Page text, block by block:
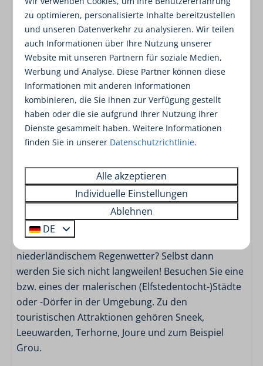
Naturliebhaber eine Menge zu bieten. Durch
zahllose Wander-, Rad-, Fahr- oder Segelrouten gibt
es im Herzen vonFryslân viel zu entdecken.
Fühlen Sie sich frei, die Rezeption für tolle Tipps zu
(sportlichen) Urlaubsaktivitäten zu besuchen. An
der Rezeption bieten wir einen Brötchenservice an,
bei dem Sie täglich frische Brötchen abholen
können (vorausgesetzt, Sie haben einen Tag im
Voraus bestellt). Es gibt auch eine Waschküche
hinter dem Empfangsgebäude mit einer
Waschmaschine und einem Trockner, die Sie gegen
eine Gebühr nutzen können.
Dürfen wir Sie in den Wintermonaten begrüßen?
Spätsaison, oder gibt es einen Tag mit
niederländischem Regenwetter? Selbst dann
werden Sie sich nicht langweilen! Besuchen Sie eine
bzw. eines der malerischen (Elfstedentocht-)Städte
oder -Dörfer in der Umgebung. Zu den
touristischen Attraktionen gehören Sneek,
Leeuwarden, Terhorne, Joure und zum Beispiel
Grou.
zu optimieren, personalisierte Inhalte bereitzustellen
und unseren Datenverkehr zu analysieren. Wir teilen
auch Informationen über Ihre Nutzung unserer
Website mit unseren Partnern für soziale Medien,
Werbung und Analyse. Diese Partner können diese
Informationen mit anderen Informationen
kombinieren, die Sie ihnen zur Verfügung gestellt
haben oder die sie aufgrund Ihrer Nutzung ihrer
Dienste gesammelt haben. Weitere Informationen
finden Sie in unserer Datenschutzrichtlinie.
Alle akzeptieren
Individuelle Einstellungen
Ablehnen
DE